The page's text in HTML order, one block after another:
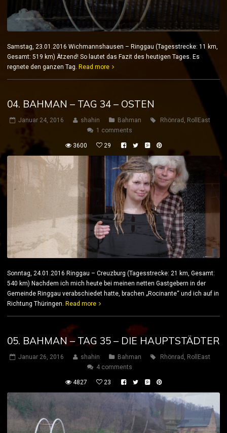
Samstag, 23.01.2016 Wichmannshausen – Ringgau (Tagesstrecke: 11 km,
Gesamt: 519 km) Ätzend! So lautet das Fazit des heutigen Tages. Es
regnete den ganzen Tag. Read more
04. BAHMAN – TAG 34 – OSTEN
Januar 24, 2016 shahin Bahman Rhönrad , RollEast
1 comments
3600 29
Sonntag, 24.01.2016 Ringgau – Creuzburg (Tagesstrecke: 21 km, Gesamt:
540 km) Nachdem ich mich heute bei meinen netten Gastgebern in der
Gemeinde Ringgau verabschiedet hatte, brachen „Rocinante“ und ich auf in
Richtung Thüringen. Read more
05. BAHMAN – TAG 35 – DIE HAUPTSTÄDTER
Januar 26, 2016 shahin Bahman Rhönrad , RollEast
4 comments
4827 23